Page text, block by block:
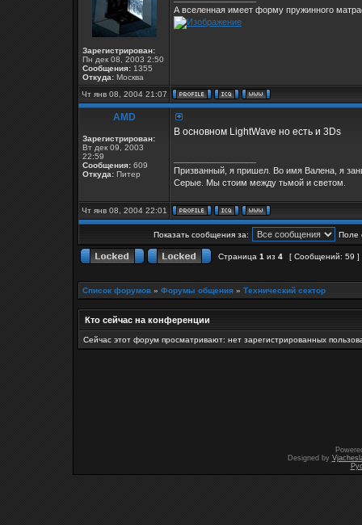
Зарегистрирован:
Пн дек 08, 2003 2:50
Сообщения: 1355
Откуда: Москва
А вселенная имеет форму пружинного
Чт янв 08, 2004 21:07
AMD
Зарегистрирован:
Вт дек 09, 2003
22:59
Сообщения: 609
Откуда: Питер
В основном LightWave но есть и 3Ds
Призванный, я пришел. Во имя Валена, я
Серые. Мы стоим между тьмой и светом.
Чт янв 08, 2004 22:01
Показать сообщения за: Поле
Страница 1 из 4 [ Сообщений: 59 ]
Список форумов » Форумы общения » Технический сектор
Кто сейчас на конференции
Сейчас этот форум просматривают: нет зарегистрированных
Designed by